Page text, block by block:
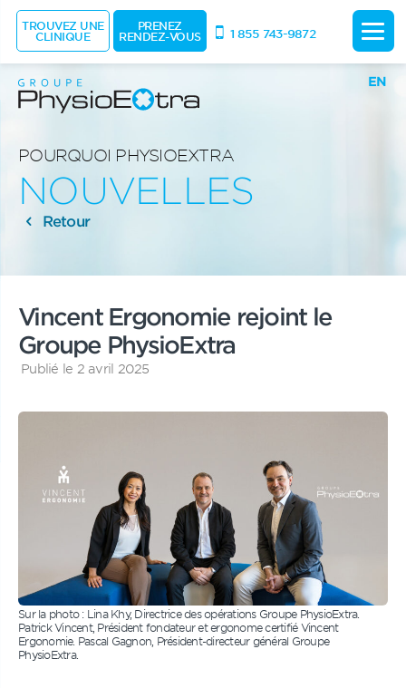
EN
POURQUOI PHYSIOEXTRA
NOUVELLES
Retour
Vincent Ergonomie rejoint le
Groupe PhysioExtra
Publié le 2 avril 2025
Sur la photo : Lina Khy, Directrice des opérations Groupe PhysioExtra.
Patrick Vincent, Président fondateur et ergonome certifié Vincent
Ergonomie. Pascal Gagnon, Président-directeur général Groupe
PhysioExtra.
TROUVEZ UNE
CLINIQUE
PRENEZ
RENDEZ-VOUS 1 855 743-9872